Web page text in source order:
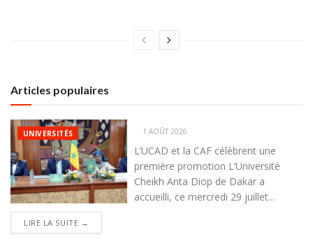
Articles populaires
UNIVERSITÉS 1 AOÛT 2026
L’UCAD et la CAF célèbrent une
première promotion L’Université
Cheikh Anta Diop de Dakar a
accueilli, ce mercredi 29 juillet...
LIRE LA SUITE →